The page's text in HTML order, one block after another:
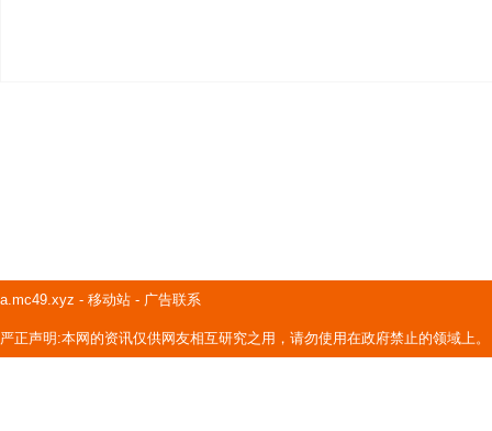
a.mc49.xyz - 移动站 - 广告联系
严正声明:本网的资讯仅供网友相互研究之用，请勿使用在政府禁止的领域上。